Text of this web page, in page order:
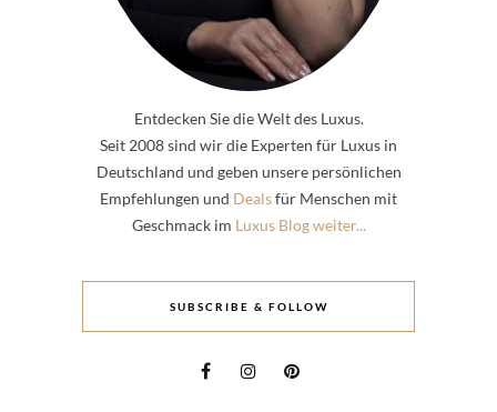
Entdecken Sie die Welt des Luxus.
Seit 2008 sind wir die Experten für Luxus in
Deutschland und geben unsere persönlichen
Empfehlungen und Dealsfür Menschen mit
Geschmack im Luxus Blog weiter...
SUBSCRIBE & FOLLOW